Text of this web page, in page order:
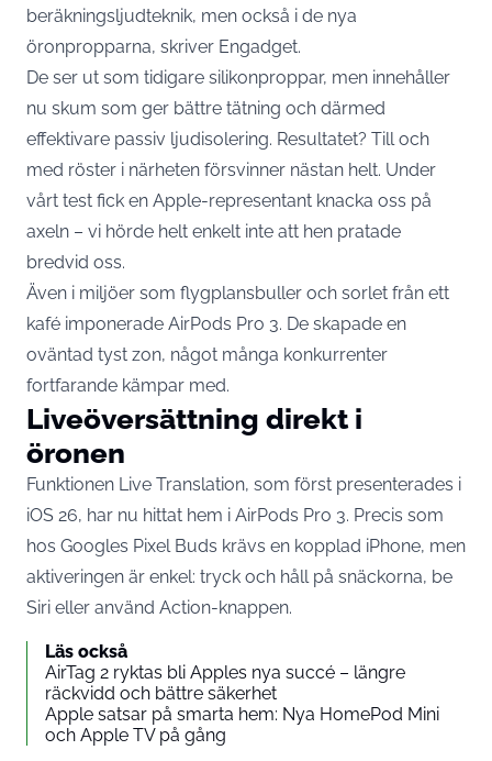
beräkningsljudteknik, men också i de nya
öronpropparna, skriver Engadget.
De ser ut som tidigare silikonproppar, men innehåller
nu skum som ger bättre tätning och därmed
effektivare passiv ljudisolering. Resultatet? Till och
med röster i närheten försvinner nästan helt. Under
vårt test fick en Apple-representant knacka oss på
axeln – vi hörde helt enkelt inte att hen pratade
bredvid oss.
Även i miljöer som flygplansbuller och sorlet från ett
kafé imponerade AirPods Pro 3. De skapade en
oväntad tyst zon, något många konkurrenter
fortfarande kämpar med.
Liveöversättning direkt i
öronen
Funktionen Live Translation, som först presenterades i
iOS 26, har nu hittat hem i AirPods Pro 3. Precis som
hos Googles Pixel Buds krävs en kopplad iPhone, men
aktiveringen är enkel: tryck och håll på snäckorna, be
Siri eller använd Action-knappen.
Läs också
AirTag 2 ryktas bli Apples nya succé – längre
räckvidd och bättre säkerhet
Apple satsar på smarta hem: Nya HomePod Mini
och Apple TV på gång